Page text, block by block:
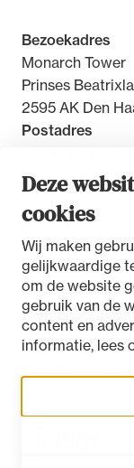
Deze
cookies
Wij maken
gelijkwaardige
om de website
gebruik van de
content en
informatie, lees
Bezoekadres
Monarch Tower
Prinses
2595 AK Den
Postadres
2500 GW Den
Disclaimer